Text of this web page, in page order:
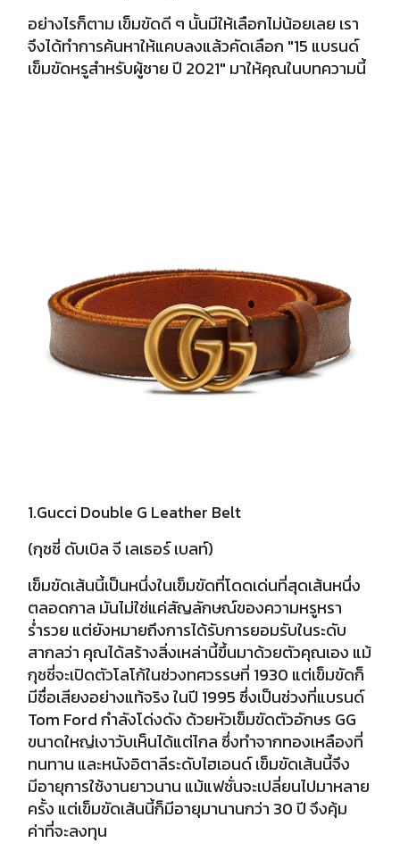
อย่างไรก็ตาม เข็มขัดดี ๆ นั้นมีให้เลือกไม่น้อยเลย เรา
จึงได้ทำการค้นหาให้แคบลงแล้วคัดเลือก "15 แบรนด์
เข็มขัดหรูสำหรับผู้ชาย ปี 2021" มาให้คุณในบทความนี้
1.Gucci Double G Leather Belt
(กุชชี่ ดับเบิล จี เลเธอร์ เบลท์)
เข็มขัดเส้นนี้เป็นหนึ่งในเข็มขัดที่โดดเด่นที่สุดเส้นหนึ่ง
ตลอดกาล มันไม่ใช่แค่สัญลักษณ์ของความหรูหรา
ร่ำรวย แต่ยังหมายถึงการได้รับการยอมรับในระดับ
สากลว่า คุณได้สร้างสิ่งเหล่านี้ขึ้นมาด้วยตัวคุณเอง แม้
กุชชี่จะเปิดตัวโลโก้ในช่วงทศวรรษที่ 1930 แต่เข็มขัดก็
มีชื่อเสียงอย่างแท้จริงในปี 1995 ซึ่งเป็นช่วงที่แบรนด์
Tom Ford กำลังโด่งดัง ด้วยหัวเข็มขัดตัวอักษร GG
ขนาดใหญ่เงาวับเห็นได้แต่ไกล ซึ่งทำจากทองเหลืองที่
ทนทาน และหนังอิตาลีระดับไฮเอนด์ เข็มขัดเส้นนี้จึง
มีอายุการใช้งานยาวนาน แม้แฟชั่นจะเปลี่ยนไปมาหลาย
ครั้ง แต่เข็มขัดเส้นนี้ก็มีอายุมานานกว่า 30 ปี จึงคุ้ม
ค่าที่จะลงทุน